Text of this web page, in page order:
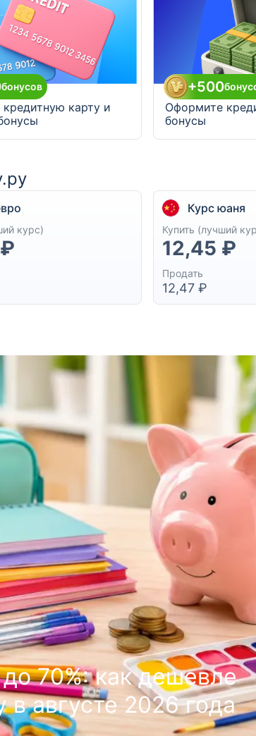
бонусов
карту и
+500
Оформите
бонусы
курс)
Курс юаня
Купить (лучший
12,45 ₽
Продать
12,47 ₽
70%: как дешевле
августе 2026 года